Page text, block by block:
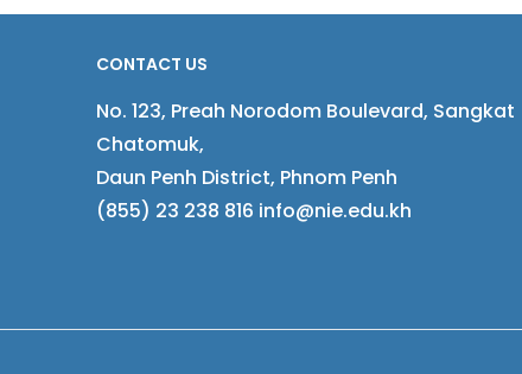
CONTACT US
No. 123, Preah Norodom Boulevard, Sangkat
Chatomuk,
Daun Penh District, Phnom Penh
(855) 23 238 816 info@nie.edu.kh